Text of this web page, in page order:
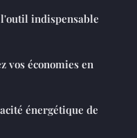
indispensable
vos économies en
énergétique de